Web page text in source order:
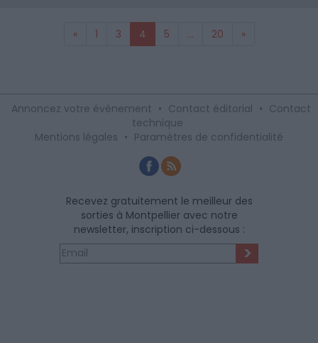
« 1 3 4 5 ... 20 »
Annoncez votre événement • Contact éditorial • Contact
technique
Mentions légales • Paramètres de confidentialité
Recevez gratuitement le meilleur des
sorties à Montpellier avec notre
newsletter, inscription ci-dessous :
>